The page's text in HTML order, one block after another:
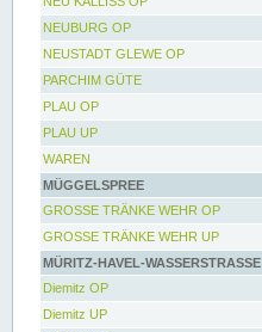
NEUBURG OP
NEUSTADT GLEWE OP
PARCHIM GÜTE
PLAU OP
PLAU UP
WAREN
MÜGGELSPREE
GROSSE TRÄNKE WEHR OP
GROSSE TRÄNKE WEHR UP
MÜRITZ-HAVEL-WASSERSTRASSE
Diemitz OP
Diemitz UP